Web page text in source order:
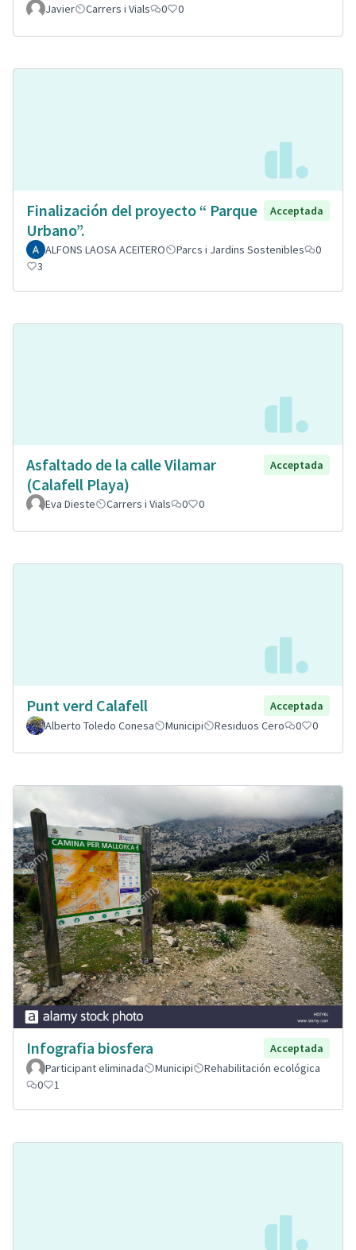
Javier Carrers i Vials 0 0
Finalización del proyecto “ Parque
Urbano”.
Acceptada
ALFONS LAOSA ACEITERO Parcs i Jardins Sostenibles
0
3
Asfaltado de la calle Vilamar
(Calafell Playa)
Acceptada
Eva Dieste Carrers i Vials 0 0
Punt verd Calafell
Acceptada
Alberto Toledo Conesa
Municipi Residuos Cero 0 0
Infografia biosfera
Acceptada
Participant eliminada
Municipi
Rehabilitación ecológica
0
1